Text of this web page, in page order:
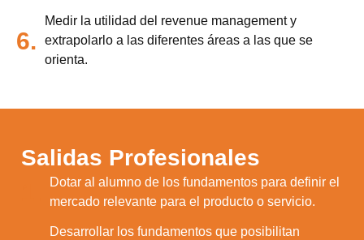
6.
Medir la utilidad del revenue management y
extrapolarlo a las diferentes áreas a las que se
orienta.
Salidas Profesionales
Dotar al alumno de los fundamentos para definir el
mercado relevante para el producto o servicio.
Desarrollar los fundamentos que posibilitan